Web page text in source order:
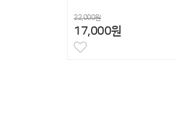
22,000원
17,000원